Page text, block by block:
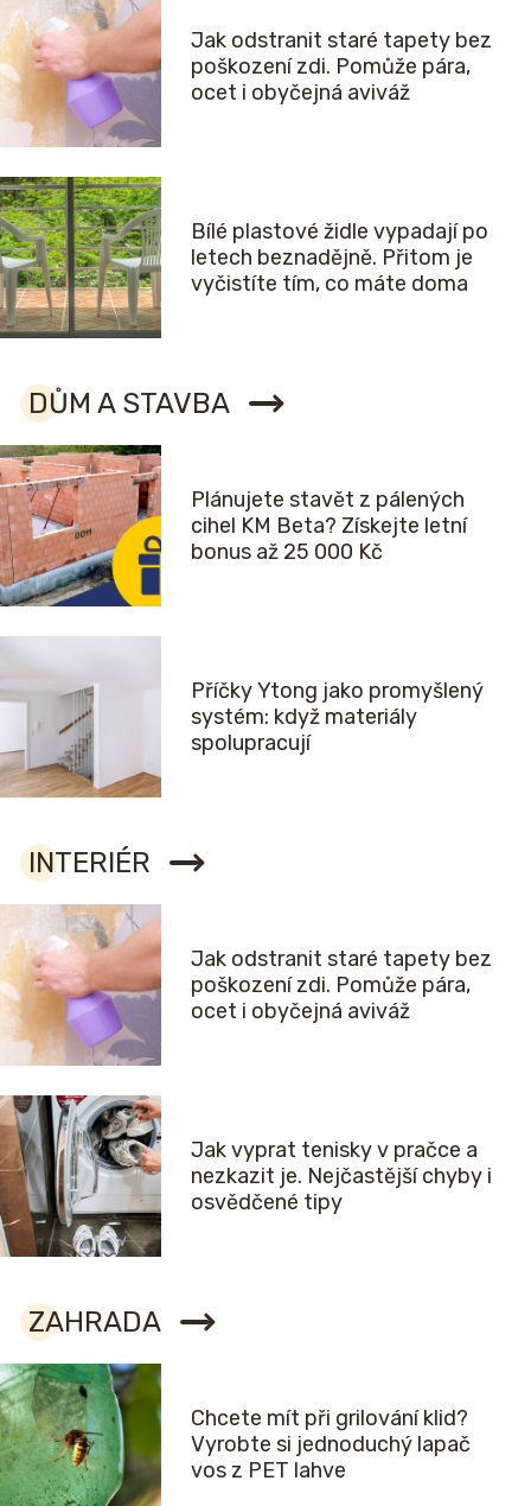
Jak odstranit staré tapety bez
poškození zdi. Pomůže pára,
ocet i obyčejná aviváž
Bílé plastové židle vypadají po
letech beznadějně. Přitom je
vyčistíte tím, co máte doma
DŮM A STAVBA
Plánujete stavět z pálených
cihel KM Beta? Získejte letní
bonus až 25 000 Kč
Příčky Ytong jako promyšlený
systém: když materiály
spolupracují
INTERIÉR
Jak odstranit staré tapety bez
poškození zdi. Pomůže pára,
ocet i obyčejná aviváž
Jak vyprat tenisky v pračce a
nezkazit je. Nejčastější chyby i
osvědčené tipy
ZAHRADA
Chcete mít při grilování klid?
Vyrobte si jednoduchý lapač
vos z PET lahve